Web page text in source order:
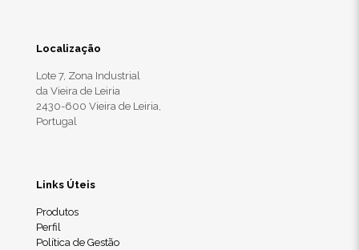
Localização
Lote 7, Zona Industrial
da Vieira de Leiria
2430-600 Vieira de Leiria,
Portugal
Links Úteis
Produtos
Perfil
Política de Gestão